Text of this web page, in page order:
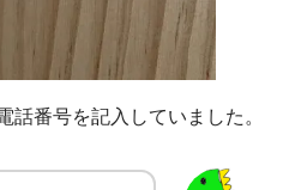
話番号を記入していました。